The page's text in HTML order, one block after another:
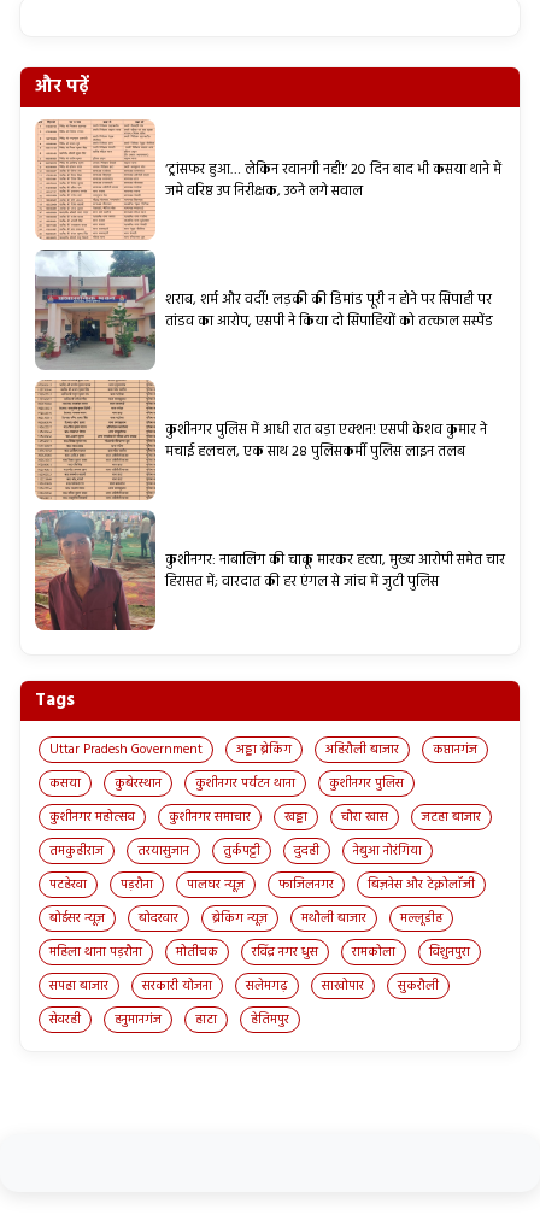
और पढ़ें
‘ट्रांसफर हुआ… लेकिन रवानगी नहीं!’ 20 दिन बाद भी कसया थाने में
जमे वरिष्ठ उप निरीक्षक, उठने लगे सवाल
शराब, शर्म और वर्दी! लड़की की डिमांड पूरी न होने पर सिपाही पर
तांडव का आरोप, एसपी ने किया दो सिपाहियों को तत्काल सस्पेंड
कुशीनगर पुलिस में आधी रात बड़ा एक्शन! एसपी केशव कुमार ने
मचाई हलचल, एक साथ 28 पुलिसकर्मी पुलिस लाइन तलब
कुशीनगर: नाबालिग की चाकू मारकर हत्या, मुख्य आरोपी समेत चार
हिरासत में; वारदात की हर एंगल से जांच में जुटी पुलिस
Tags
Uttar Pradesh Government अड्डा ब्रेकिंग अहिरौली बाजार
कप्तानगंज
कसया
कुबेरस्थान कुशीनगर पर्यटन थाना
कुशीनगर पुलिस
कुशीनगर महोत्सव
कुशीनगर समाचार खड्डा चौरा खास
जटहा बाजार
तमकुहीराज
तरयासुजान तुर्कपट्टी दुदही
नेबुआ नोरंगिया
पटहेरवा
पड़रौना पालघर न्यूज़ फाजिलनगर
बिज़नेस और टेक्नोलॉजी
बोईसर न्यूज़
बोदरवार ब्रेकिंग न्यूज़ मथौली बाजार
मल्लूडीह
महिला थाना पड़रौना
मोतीचक रविंद्र नगर धुस रामकोला
विशुनपुरा
सपहा बाजार
सरकारी योजना सलेमगढ़ साखोपार
सुकरौली
सेवरही
हनुमानगंज हाटा हेतिमपुर